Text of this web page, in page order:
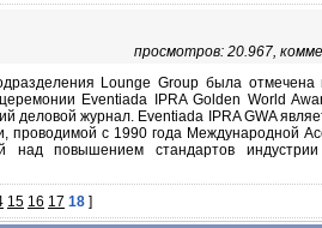
просмотров: 20.967,
Lounge Group была отмечена
Eventiada IPRA Golden World
деловой журнал. Eventiada IPRA GWA
проводимой с 1990 года Международной
над повышением стандартов
15 16 17 18 ]